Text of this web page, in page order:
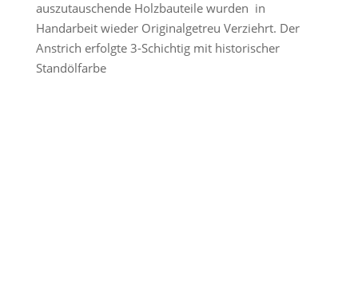
auszutauschende Holzbauteile wurden in
Handarbeit wieder Originalgetreu Verziehrt. Der
Anstrich erfolgte 3-Schichtig mit historischer
Standölfarbe